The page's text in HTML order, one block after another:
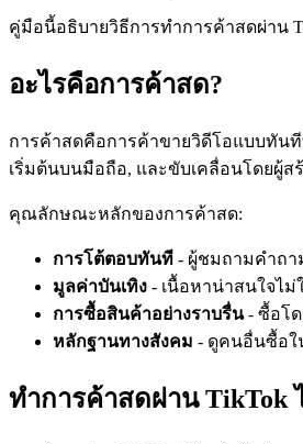
คู่มือนี้อธิบายวิธีการทำการค้าสดผ่าน
อะไรคือการค้าสด?
การค้าสดคือการค้าขายวิดีโอแบบทัน
เริ่มต้นบนมือถือ, และขับเคลื่อนโดยผู้
คุณลักษณะหลักของการค้าสด:
การโต้ตอบทันที - ผู้ชมถามคำถ
มูลค่าบันเทิง - เนื้อหาน่าสนใจไม่
การซื้อสินค้าอย่างราบรื่น- ซื้อโด
หลักฐานทางสังคม - ดูคนอื่นซื้อใ
ทำการค้าสดผ่าน TikTok